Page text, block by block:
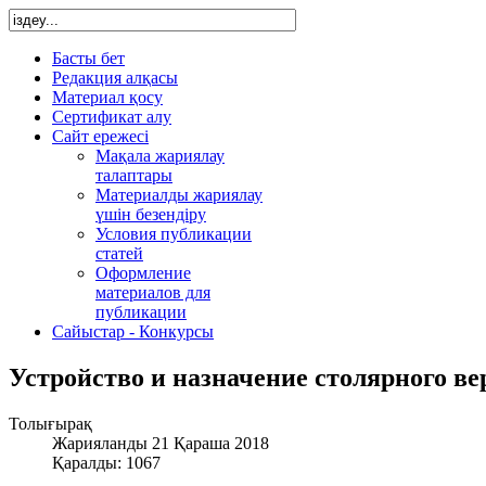
Басты бет
Редакция алқасы
Материал қосу
Сертификат алу
Сайт ережесі
Мақала жариялау
талаптары
Материалды жариялау
үшін безендіру
Условия публикации
статей
Оформление
материалов для
публикации
Сайыстар - Конкурсы
Устройство и назначение столярного
Толығырақ
Жарияланды 21 Қараша 2018
Қаралды: 1067